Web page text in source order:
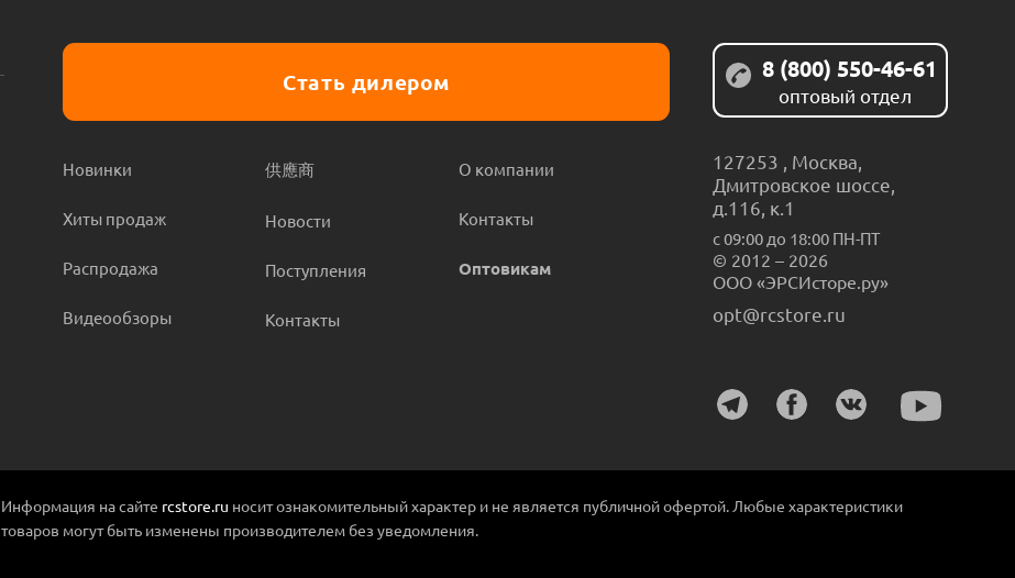
Стать дилером
Новинки
Хиты продаж
Распродажа
Видеообзоры
供應商
Новости
Поступления
Контакты
О компании
Контакты
Оптовикам
8 (800) 550-46-61
оптовый отдел
127253 Москва
Дмитровское шоссе,
д.116, к.1
с 09:00 до 18:00 ПН-ПТ
© 2012 – 2026
ООО «ЭРСИсторе.ру»
opt@rcstore.ru
Информация на сайте rcstore.ru носит ознакомительный характер и не является публичной офертой. Любые характеристики
товаров могут быть изменены производителем без уведомления.